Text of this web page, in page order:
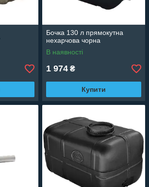
Бочка 130 л прямокутна
нехарчова чорна
В наявності
1 974 ₴
Купити